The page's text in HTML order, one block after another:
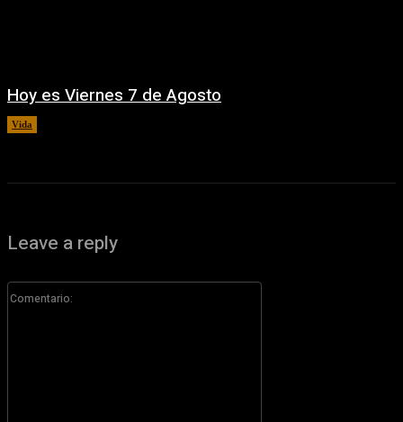
Hoy es Viernes 7 de Agosto
Vida
Leave a reply
Comentario: